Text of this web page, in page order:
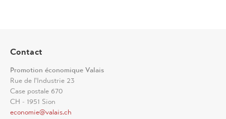
Contact
Promotion économique Valais
Rue de l'Industrie 23
Case postale 670
CH - 1951 Sion
economie@valais.ch